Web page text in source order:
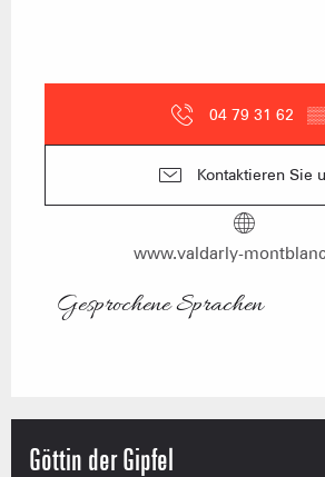
04 79 31 62
Kontaktieren Sie
www.valdarly-
Gesprochene Sprachen
Gesprochene Sprachen
Göttin der Gipfel